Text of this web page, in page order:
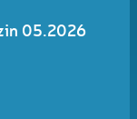
05.2026